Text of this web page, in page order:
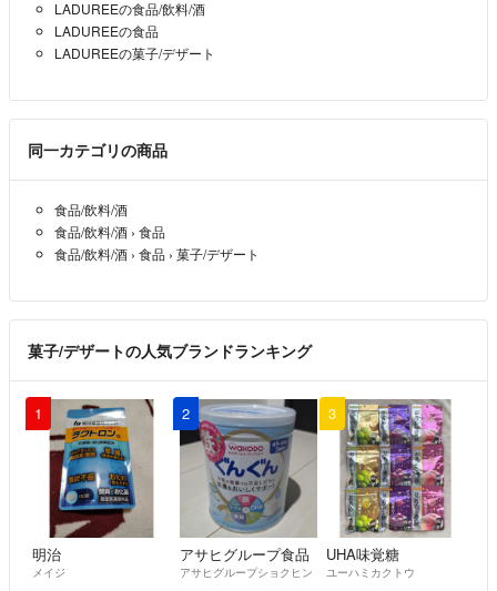
LADUREEの食品/飲料/酒
LADUREEの食品
LADUREEの菓子/デザート
同一カテゴリの商品
食品/飲料/酒
食品/飲料/酒 › 食品
食品/飲料/酒 › 食品 › 菓子/デザート
菓子/デザートの人気ブランドランキング
1
明治
メイジ
2
アサヒグループ食品
アサヒグループショクヒン
3
UHA味覚糖
ユーハミカクトウ